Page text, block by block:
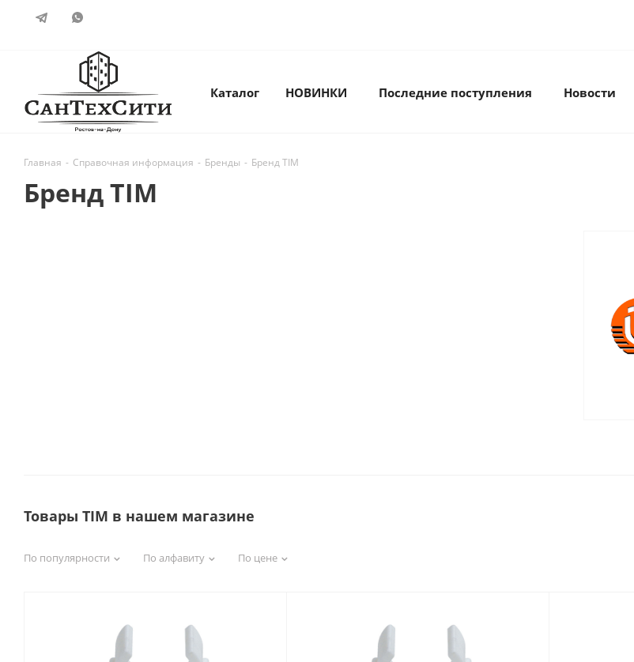
Каталог НОВИНКИ Последние поступления Новости
Главная - Справочная информация - Бренды - Бренд TIM
Бренд TIM
Товары TIM в нашем магазине
По популярности По алфавиту По цене